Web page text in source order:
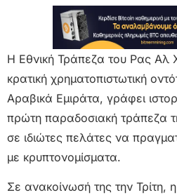
Η Εθνική Τράπεζα του Ρας Αλ
κρατική χρηματοπιστωτική
Αραβικά Εμιράτα, γράφει
πρώτη παραδοσιακή τράπεζα
σε ιδιώτες πελάτες να
με κρυπτονομίσματα.
Σε ανακοίνωσή της την Τρίτη,